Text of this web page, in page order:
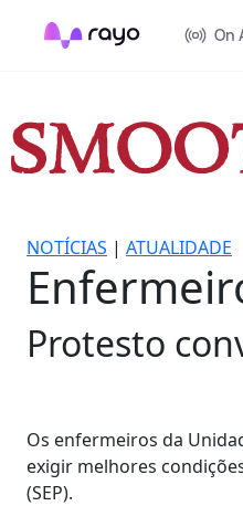
On
NOTÍCIAS | ATUALIDADE
Protesto
Os enfermeiros da
exigir melhores
(SEP).